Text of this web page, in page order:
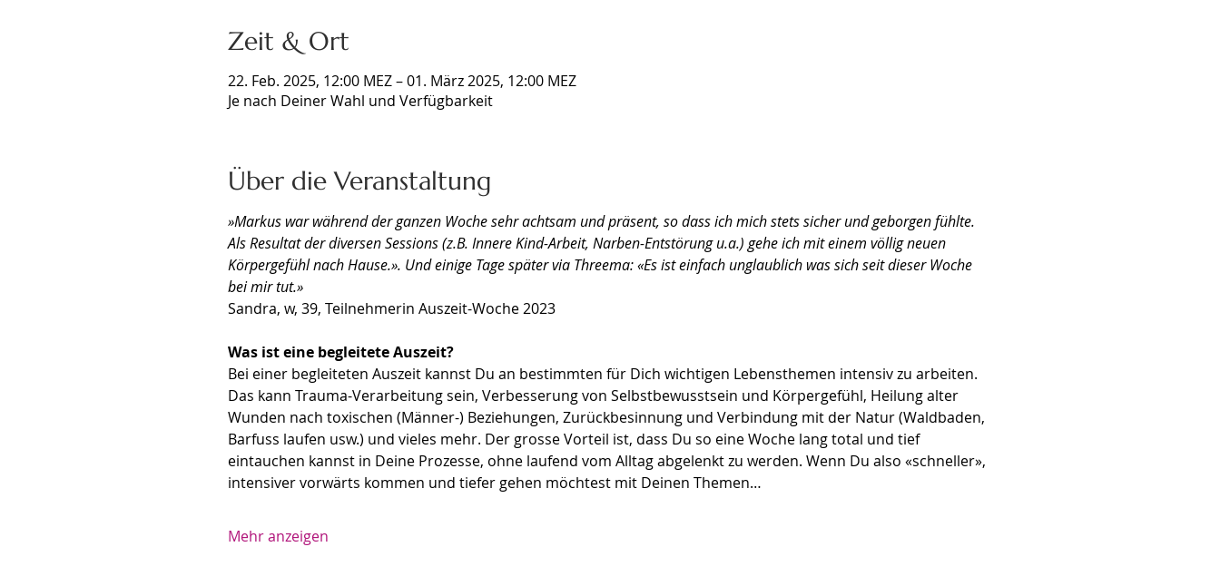
Zeit & Ort
22. Feb. 2025, 12:00 MEZ – 01. März 2025, 12:00 MEZ
Je nach Deiner Wahl und Verfügbarkeit
Über die Veranstaltung
»Markus war während der ganzen Woche sehr achtsam und präsent, so dass ich mich stets sicher und geborgen fühlte.
Als Resultat der diversen Sessions (z.B. Innere Kind-Arbeit, Narben-Entstörung u.a.) gehe ich mit einem völlig neuen
Körpergefühl nach Hause.». Und einige Tage später via Threema: «Es ist einfach unglaublich was sich seit dieser Woche
bei mir tut.»
​Sandra, w, 39, Teilnehmerin Auszeit-Woche 2023
Was ist eine begleitete Auszeit?
Bei einer begleiteten Auszeit kannst Du an bestimmten für Dich wichtigen Lebensthemen intensiv zu arbeiten.
Das kann Trauma-Verarbeitung sein, Verbesserung von Selbstbewusstsein und Körpergefühl, Heilung alter
Wunden nach toxischen (Männer-) Beziehungen, Zurückbesinnung und Verbindung mit der Natur (Waldbaden,
Barfuss laufen usw.) und vieles mehr. Der grosse Vorteil ist, dass Du so eine Woche lang total und tief
eintauchen kannst in Deine Prozesse, ohne laufend vom Alltag abgelenkt zu werden. Wenn Du also «schneller»,
intensiver vorwärts kommen und tiefer gehen möchtest mit Deinen Themen…
Mehr anzeigen